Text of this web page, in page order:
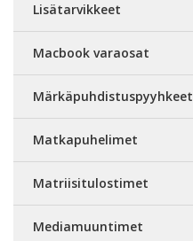
Lisätarvikkeet
Macbook varaosat
Märkäpuhdistuspyyhkeet
Matkapuhelimet
Matriisitulostimet
Mediamuuntimet